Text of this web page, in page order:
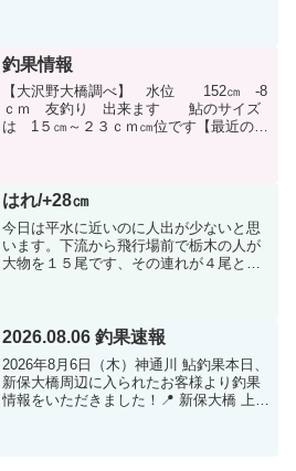
きました。立派なおとりを...
釣果情報
【大沢野大橋調べ】 水位 152㎝ -8
ｃｍ 友釣り 出来ます 鮎のサイズ
は 1５㎝～２３ｃｍ㎝位です【最近の釣
｛２０尾～４０尾）...
はれ/+28㎝
今日は平水に近いのに人出が少ないと思
います。下流から飛行場前で栃木の人が
大物を１５尾です、その連れが４尾との
す。見事な鮎です・・・・...
2026.08.06 釣果速報
2026年8月6日（木）神通川 鮎釣果本日、
新保大橋周辺に入られたお客様より釣果
情報をいただきました！📍 新保大橋 上下